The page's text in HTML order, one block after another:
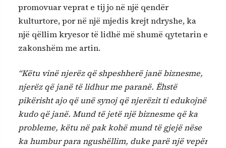
promovuar veprat e tij jo në një qendër
kulturtore, por në një mjedis krejt ndryshe, ka
një qëllim kryesor të lidhë më shumë qytetarin e
zakonshëm me artin.
“Këtu vinë njerëz që shpeshherë janë biznesme,
njerëz që janë të lidhur me paranë. Ëhstë
pikërisht ajo që unë synoj që njerëzit ti edukojnë
kudo që janë. Mund të jetë një biznesme që ka
probleme, këtu në pak kohë mund të gjejë nëse
ka humbur para ngushëllim, duke parë një vepër